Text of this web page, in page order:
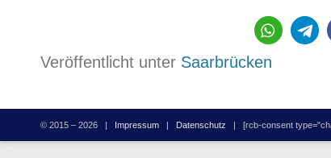
Veröffentlicht unter Saarbrücken
© 2015 – 2026 | Impressum | Datenschutz | [rcb-consent